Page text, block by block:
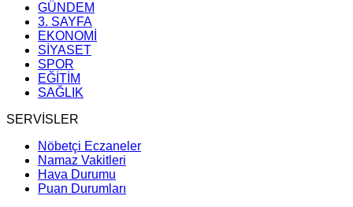
GÜNDEM
3. SAYFA
EKONOMİ
SİYASET
SPOR
EĞİTİM
SAĞLIK
SERVİSLER
Nöbetçi Eczaneler
Namaz Vakitleri
Hava Durumu
Puan Durumları